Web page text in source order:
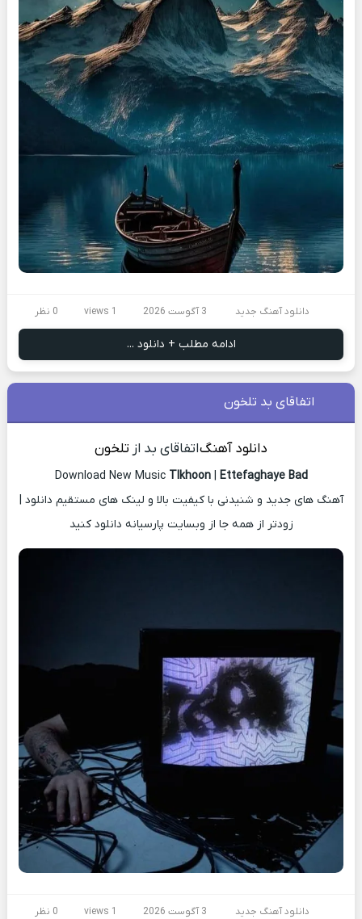
دانلود آهنگ جدید 3 آگوست 2026 1 views 0 نظر
ادامه مطلب + دانلود ...
اتفاقای بد تلخون
دانلود آهنگاتفاقای بد از تلخون
Download New Music Tlkhoon| Ettefaghaye Bad
آهنگ های جدید و شنیدنی با کیفیت بالا و لینک های مستقیم دانلود |
زودتر از همه جا از وبسایت پارسیانه دانلود کنید
دانلود آهنگ جدید 3 آگوست 2026 1 views 0 نظر